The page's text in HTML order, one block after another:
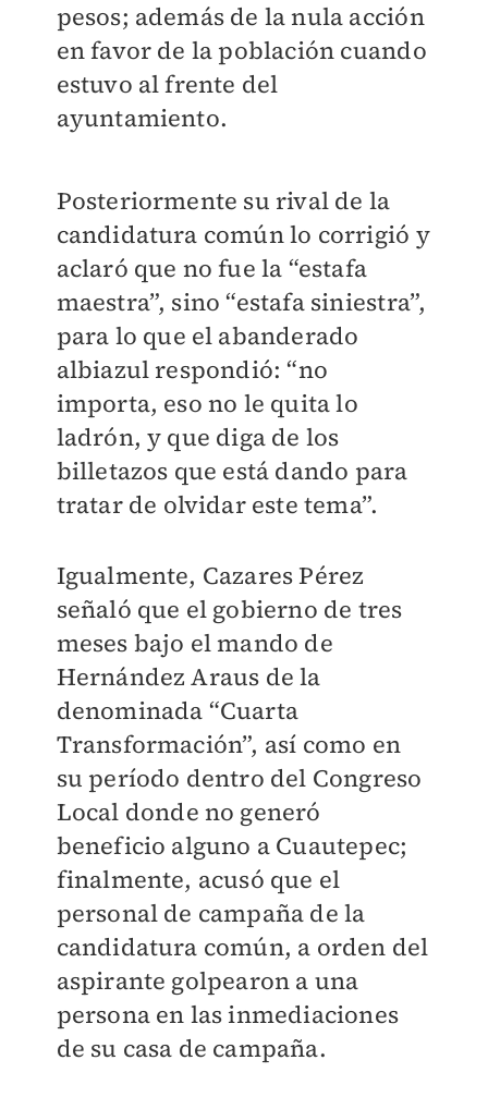
pesos; además de la nula acción
en favor de la población cuando
estuvo al frente del
ayuntamiento.
Posteriormente su rival de la
candidatura común lo corrigió y
aclaró que no fue la “estafa
maestra”, sino “estafa siniestra”,
para lo que el abanderado
albiazul respondió: “no
importa, eso no le quita lo
ladrón, y que diga de los
billetazos que está dando para
tratar de olvidar este tema”.
Igualmente, Cazares Pérez
señaló que el gobierno de tres
meses bajo el mando de
Hernández Araus de la
denominada “Cuarta
Transformación”, así como en
su período dentro del Congreso
Local donde no generó
beneficio alguno a Cuautepec;
finalmente, acusó que el
personal de campaña de la
candidatura común, a orden del
aspirante golpearon a una
persona en las inmediaciones
de su casa de campaña.